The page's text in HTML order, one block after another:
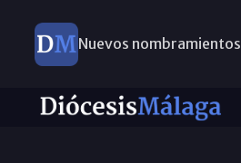
Nuevos nombramientos